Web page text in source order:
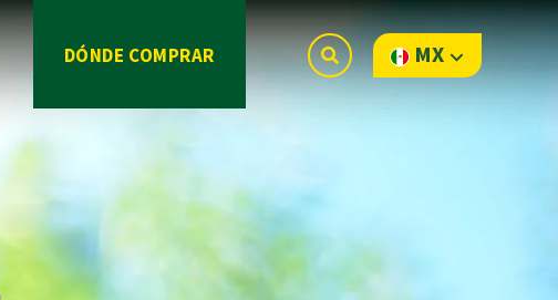
DÓNDE COMPRAR MX